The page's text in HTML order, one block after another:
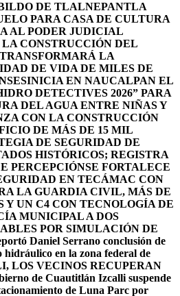
DE TLALNEPANTLA
PARA CASA DE CULTURA
AL PODER JUDICIAL
LA CONSTRUCCIÓN DEL
LA
DE VIDA DE MILES DE
INICIA EN NAUCALPAN EL
DETECTIVES 2026” PARA
DEL AGUA ENTRE NIÑAS Y
CON LA CONSTRUCCIÓN
DE MÁS DE 15 MIL
DE SEGURIDAD DE
HISTÓRICOS; REGISTRA
PERCEPCIÓNSE FORTALECE
EN TECÁMAC CON
LA GUARDIA CIVIL, MÁS DE
Y UN C4 CON TECNOLOGÍA DE
MUNICIPAL A DOS
POR SIMULACIÓN DE
Daniel Serrano conclusión de
en la zona federal de
LOS VECINOS RECUPERAN
de Cuautitlán Izcalli suspende
de Luna Parc por